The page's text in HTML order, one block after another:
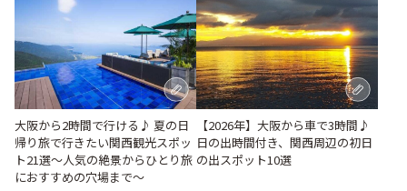
大阪から2時間で行ける♪ 夏の日
帰り旅で行きたい関西観光スポッ
ト21選～人気の絶景からひとり旅
におすすめの穴場まで～
【2026年】大阪から車で3時間♪
日の出時間付き、関西周辺の初日
の出スポット10選